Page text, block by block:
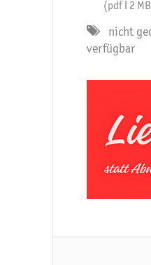
(pdf ǀ 2
nicht
verfügbar